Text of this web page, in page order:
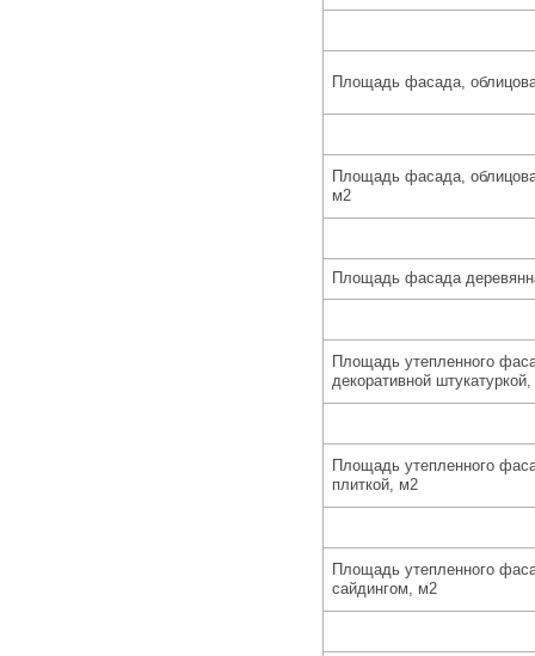
Площадь фасада,
Площадь фасада,
м2
Площадь фасада
Площадь утепленного
декоративной
Площадь утепленного
плиткой, м2
Площадь утепленного
сайдингом, м2